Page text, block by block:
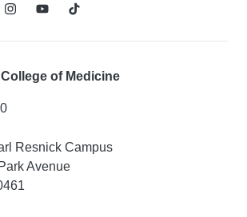
of Medicine
Resnick Campus
Avenue